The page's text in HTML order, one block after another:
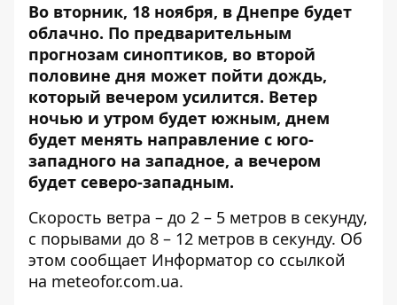
Во вторник, 18 ноября, в Днепре будет
облачно. По предварительным
прогнозам синоптиков, во второй
половине дня может пойти дождь,
который вечером усилится. Ветер
ночью и утром будет южным, днем ​​
будет менять направление с юго-
западного на западное, а вечером
будет северо-западным.
Скорость ветра – до 2 – 5 метров в секунду,
с порывами до 8 – 12 метров в секунду. Об
этом сообщает Информатор со ссылкой
на meteofor.com.ua.